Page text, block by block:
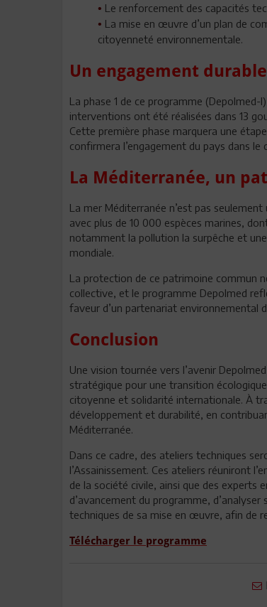
• Le renforcement des capacités
• La mise en œuvre d’un plan de
citoyenneté environnementale.
Un engagement
La phase 1 de ce programme (Depolmed-
interventions ont été réalisées dans 13
Cette première phase marquera une
confirmera l’engagement du pays dans
La Méditerranée, un
La mer Méditerranée n’est pas
avec plus de 10 000 espèces marines,
notamment la pollution la surpêche et
mondiale.
La protection de ce patrimoine commun
collective, et le programme Depolmed
faveur d’un partenariat environnemental
Conclusion
Une vision tournée vers l’avenir
stratégique pour une transition
citoyenne et solidarité internationale. À
développement et durabilité, en
Méditerranée.
Dans ce cadre, des ateliers techniques
l’Assainissement. Ces ateliers réuniront
de la société civile, ainsi que des experts
d’avancement du programme,
techniques de sa mise en œuvre, afin de
Télécharger le programme